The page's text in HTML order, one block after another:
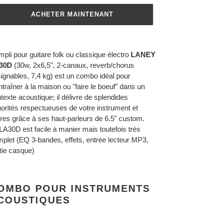
ACHETER MAINTENANT
pour guitare folk ou classique électro LANEY
(30w, 2x6,5", 2-canaux, reverb/chorus
7,4 kg) est un combo idéal pour
à la maison ou "faire le boeuf" dans un
acoustique; il délivre de splendides
respectueuses de votre instrument et
grâce à ses haut-parleurs de 6.5" custom.
est facile à manier mais toutefois très
(EQ 3-bandes, effets, entrée lecteur MP3,
casque)
POUR INSTRUMENTS